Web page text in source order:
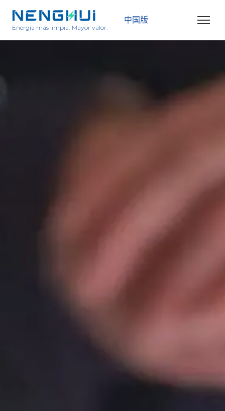
Energía más limpia. Mayor valor.
中国版